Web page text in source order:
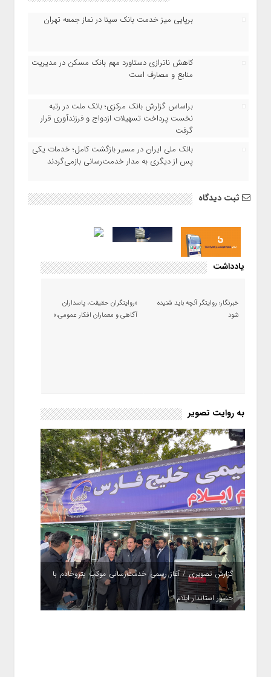
برپایی میز خدمت بانک سینا در نماز جمعه تهران
کاهش ناترازی دستاورد مهم بانک مسکن در مدیریت
منابع و مصارف است
براساس گزارش بانک مرکزی؛ بانک ملت در رتبه
نخست پرداخت تسهیلات ازدواج و فرزندآوری قرار
گرفت
بانک ملی ایران در مسیر بازگشت کامل؛ خدمات یکی
پس از دیگری به مدار خدمت‌رسانی بازمی‌گردند
ثبت دیدگاه
یادداشت
خبرنگار؛ روایتگر آنچه باید شنیده
شود
«روایتگران حقیقت، پاسداران
آگاهی و معماران افکار عمومی،»
به روایت تصویر
گزارش تصویری / آغاز رسمی خدمت‌رسانی موکب پتروخادم با
حضور استاندار ایلام